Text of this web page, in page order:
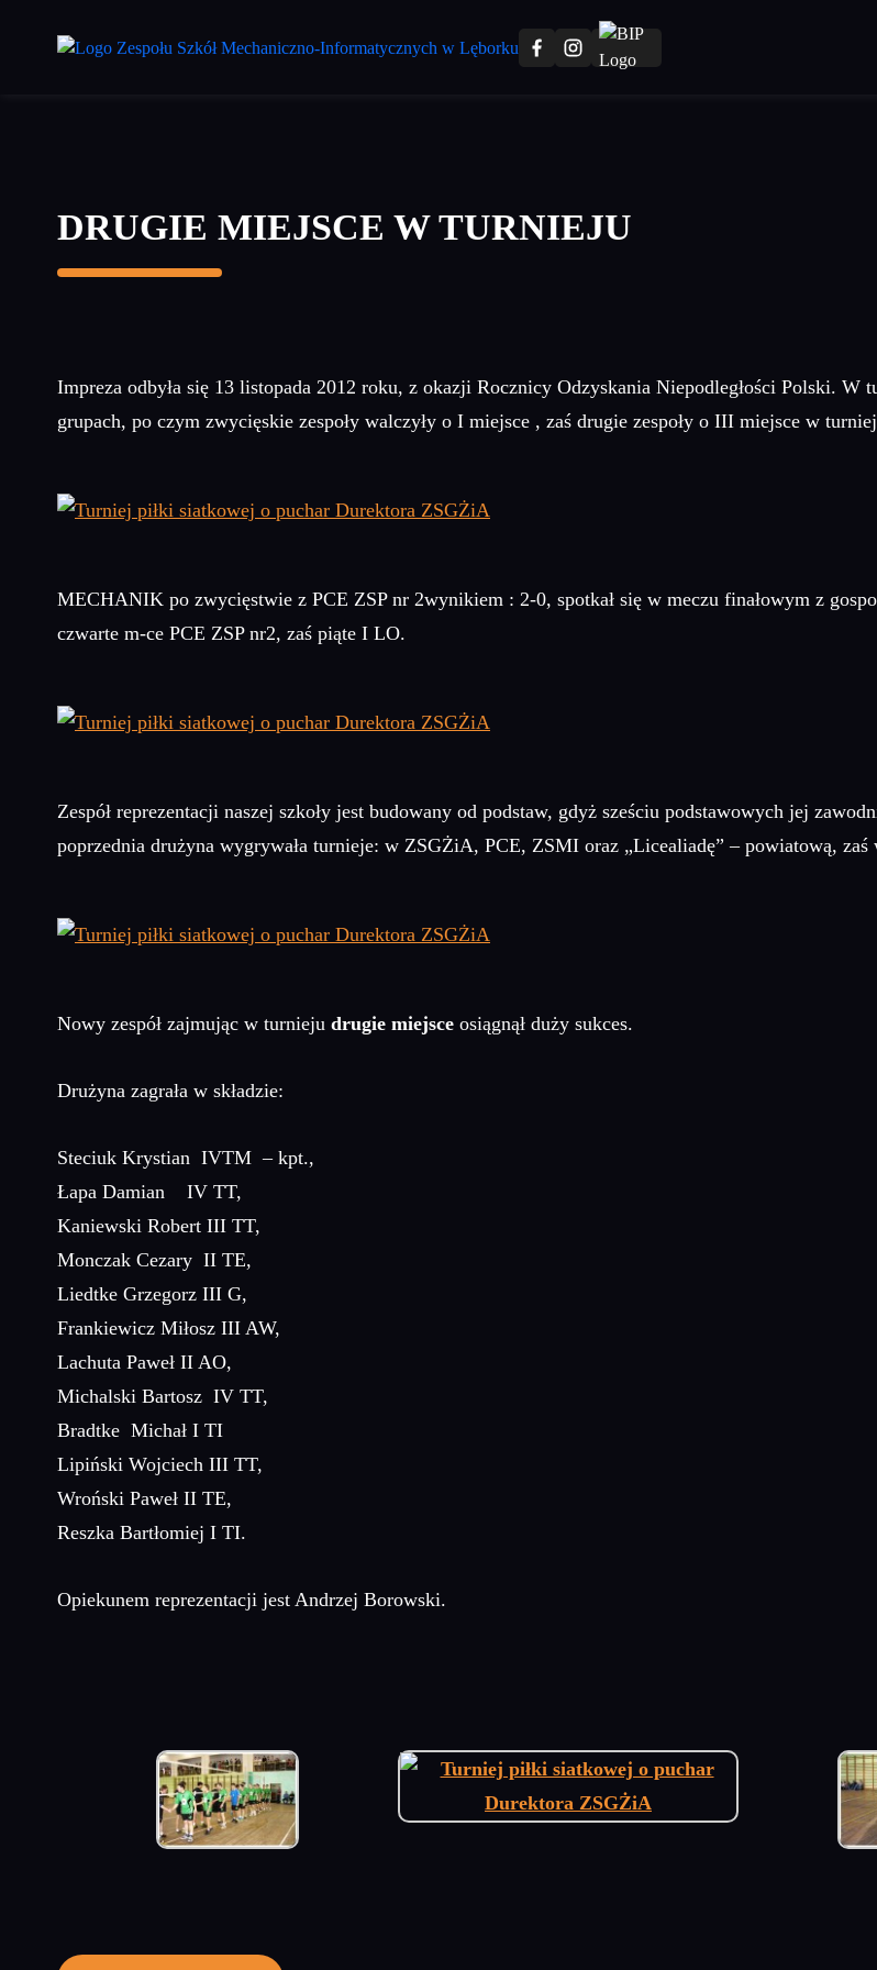
DRUGIE MIEJSCE W TURNIEJU
Impreza odbyła się 13 listopada 2012 roku, z okazji Rocznicy Odzyskania Niepodległości Polski. W
grupach, po czym zwycięskie zespoły walczyły o I miejsce , zaś drugie zespoły o III miejsce w
MECHANIK po zwycięstwie z PCE ZSP nr 2wynikiem : 2-0, spotkał się w meczu finałowym z
czwarte m-ce PCE ZSP nr2, zaś piąte I LO.
Zespół reprezentacji naszej szkoły jest budowany od podstaw, gdyż sześciu podstawowych jej
poprzednia drużyna wygrywała turnieje: w ZSGŻiA, PCE, ZSMI oraz „Licealiadę” – powiatową, zaś
Nowy zespół zajmując w turnieju drugie miejsce osiągnął duży sukces.
Drużyna zagrała w składzie:
Steciuk Krystian IVTM – kpt.,
Łapa Damian IV TT,
Kaniewski Robert III TT,
Monczak Cezary II TE,
Liedtke Grzegorz III G,
Frankiewicz Miłosz III AW,
Lachuta Paweł II AO,
Michalski Bartosz IV TT,
Bradtke Michał I TI
Lipiński Wojciech III TT,
Wroński Paweł II TE,
Reszka Bartłomiej I TI.
Opiekunem reprezentacji jest Andrzej Borowski.